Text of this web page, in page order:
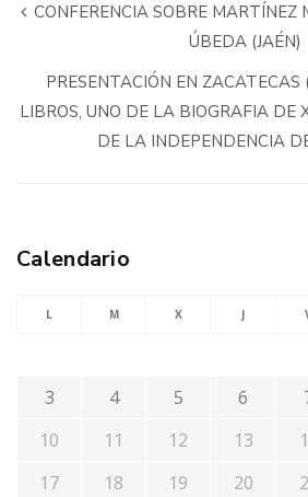
CONFERENCIA SOBRE MARTÍNEZ
ÚBEDA (JAÉN)
PRESENTACIÓN EN ZACATECAS
LIBROS, UNO DE LA BIOGRAFIA DE
DE LA INDEPENDENCIA
Calendario
L M X J
3
4 5 6
10
11 12 13
17
18 19 20